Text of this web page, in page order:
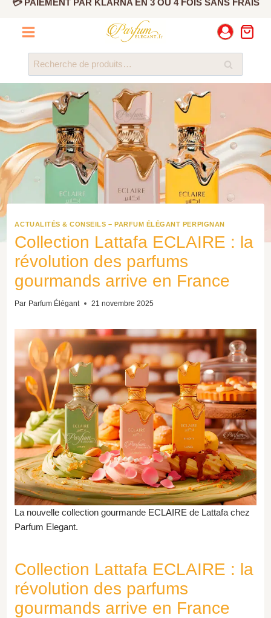
Aller
contenu
✅ PRODUIT ORIGINAL CERTIFIÉ
💳 PAIEMENT PAR KLARNA EN 3 OU 4 FOIS SANS FRAIS
Recherche
pour :
Recherche
ACTUALITÉS & CONSEILS – PARFUM ÉLÉGANT PERPIGNAN
Collection Lattafa ECLAIRE : la
révolution des parfums
gourmands arrive en France
Par Parfum Élégant 21 novembre 2025
La nouvelle collection gourmande ECLAIRE de Lattafa chez
Parfum Elegant.
Collection Lattafa ECLAIRE : la
révolution des parfums
gourmands arrive en France